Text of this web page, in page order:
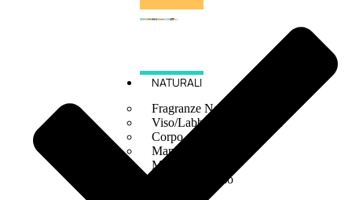
NATURALI
Fragranze Nature
Viso/Labbra/Occhi Nature
Corpo
Mani
Maschera Nature
Trattamenti Viso